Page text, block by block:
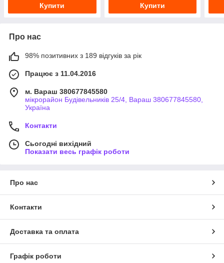
Купити Купити
Про нас
98% позитивних з 189 відгуків за рік
Працює з 11.04.2016
м. Вараш 380677845580
мікрорайон Будівельників 25/4, Вараш 380677845580,
Україна
Контакти
Сьогодні вихідний
Показати весь графік роботи
Про нас
Контакти
Доставка та оплата
Графік роботи